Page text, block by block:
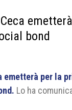
bond
emetterà per la
Lo ha